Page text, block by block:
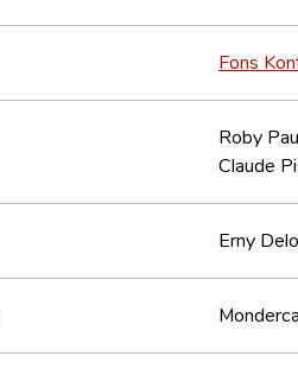
Fons
Roby
Claude
Erny